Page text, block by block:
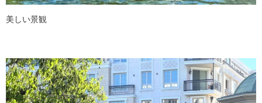
美しい景観